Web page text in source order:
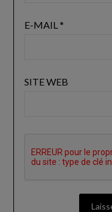
E-MAIL *
SITE WEB